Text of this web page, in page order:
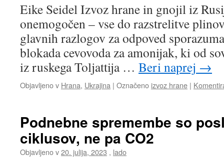
Eike Seidel Izvoz hrane in gnojil iz
onemogočen – vse do razstrelitve
glavnih razlogov za odpoved
blokada cevovoda za amonijak, ki od
iz ruskega Toljattija … Beri naprej →
Objavljeno v Hrana, Ukrajina | Označeno izvoz hrane |
Podnebne spremembe so
ciklusov, ne pa CO2
Objavljeno v20. julija, 2023 , lado